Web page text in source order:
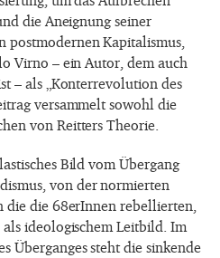
die Aneignung seiner
postmodernen Kapitalismus,
Virno – ein Autor, dem auch
– als „Konterrevolution des
versammelt sowohl die
von Reitters Theorie.
Bild vom Übergang
von der normierten
die die 68erInnen rebellierten,
ideologischem Leitbild. Im
Überganges steht die sinkende